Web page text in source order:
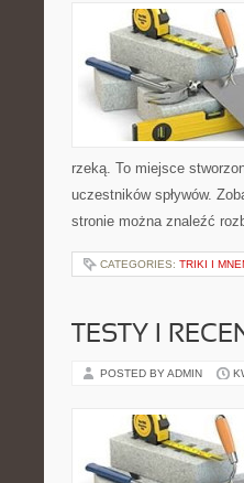
rzeką. To miejsce
uczestników spływów.
stronie można znaleźć
CATEGORIES: TRIKI I
TESTY I
POSTED BY ADMIN